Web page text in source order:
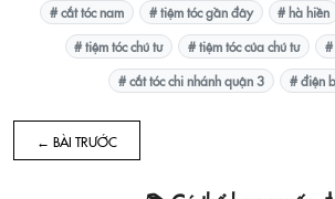
# cắt tóc nam
# tiệm tóc gần đây # hà hiền
# tiệm tóc chú tư
# tiệm tóc của chú tư
#
# cắt tóc chi nhánh quận 3
# điện
← BÀI TRƯỚC